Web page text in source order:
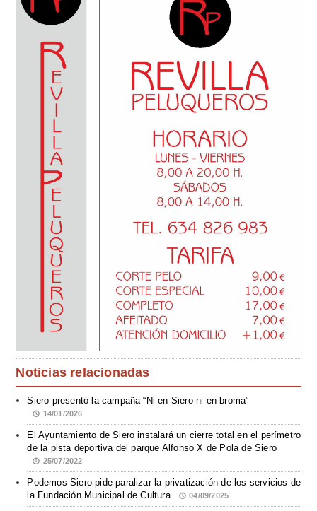
Noticias relacionadas
Siero presentó la campaña “Ni en Siero ni en broma”
14/01/2026
El Ayuntamiento de Siero instalará un cierre total en el perímetro
de la pista deportiva del parque Alfonso X de Pola de Siero
25/07/2022
Podemos Siero pide paralizar la privatización de los servicios de
la Fundación Municipal de Cultura
04/09/2025